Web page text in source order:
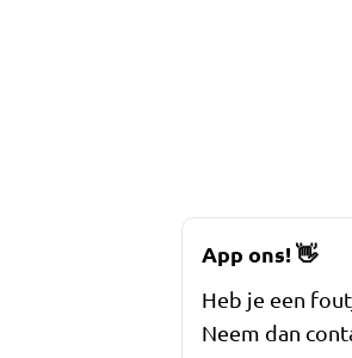
App ons!👋
Heb je een
Neem dan